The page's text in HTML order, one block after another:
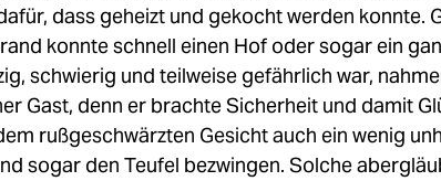
dass geheizt und gekocht werden konnte.
konnte schnell einen Hof oder sogar ein
schwierig und teilweise gefährlich war,
Gast, denn er brachte Sicherheit und damit
rußgeschwärzten Gesicht auch ein wenig
sogar den Teufel bezwingen. Solche